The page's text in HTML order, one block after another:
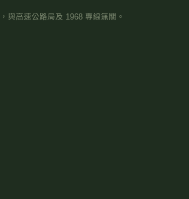
與高速公路局及 1968 專線無關。